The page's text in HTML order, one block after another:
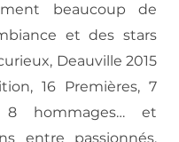
beaucoup de
et des stars
Deauville 2015
16 Premières, 7
8 hommages… et
entre passionnés.